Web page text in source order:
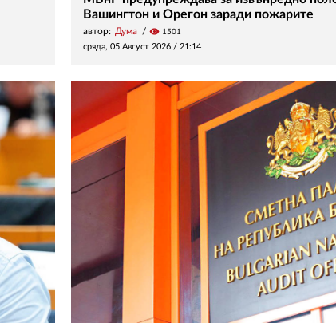
Вашингтон и Орегон заради пожарите
автор: Дума visibility 1501
сряда, 05 Август 2026 / 21:14